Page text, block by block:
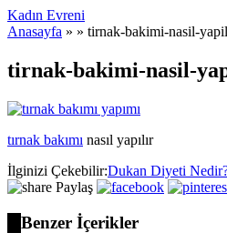
Kadın Evreni
Anasayfa » » tirnak-bakimi-nasil-
tirnak-bakimi-nasil-
tırnak bakımı nasıl yapılır
İlginizi Çekebilir:Dukan Diyeti Nedir?
Paylaş
Benzer İçerikler